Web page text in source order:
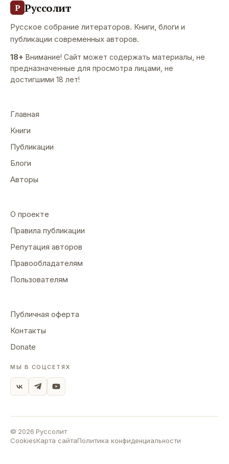
Р Руссолит
Русское собрание литераторов. Книги, блоги и
публикации современных авторов.
18+ Внимание! Сайт может содержать материалы, не
предназначенные для просмотра лицами, не
достигшими 18 лет!
Главная
Книги
Публикации
Блоги
Авторы
О проекте
Правила публикации
Репутация авторов
Правообладателям
Пользователям
Публичная оферта
Контакты
Donate
МЫ В СОЦСЕТЯХ
© 2026 Руссолит
CookiesКарта сайтаПолитика конфиденциальности